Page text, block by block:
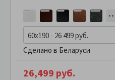
60x190 - 26 499 руб.
Сделано в Беларуси
26,499 руб.